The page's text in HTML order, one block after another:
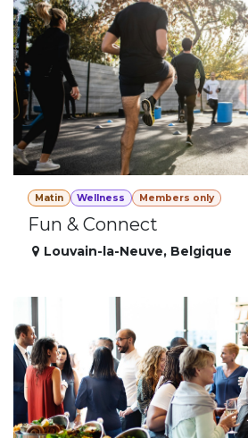
Matin Wellness Members only
Fun & Connect
Louvain-la-Neuve, Belgique